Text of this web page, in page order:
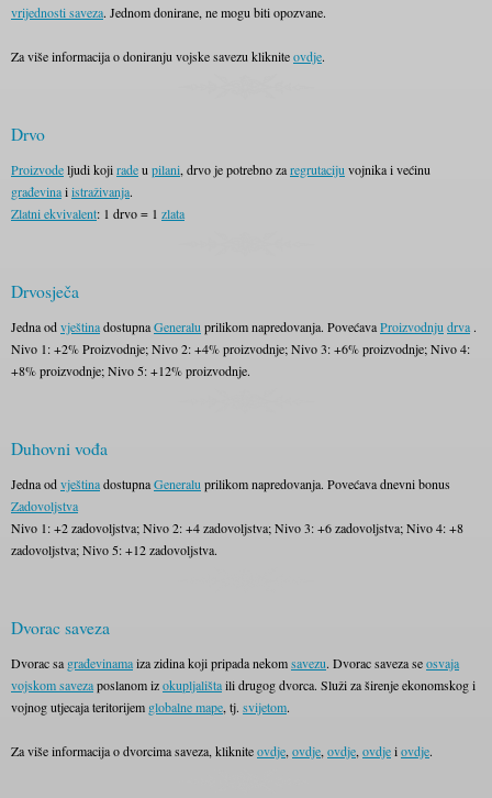
vrijednosti saveza. Jednom donirane, ne mogu biti opozvane.
Za više informacija o doniranju vojske savezu klikniteovdje.
Drvo
Proizvodeljudi kojiradeu pilani, drvo je potrebno zaregrutaciju vojnika i većinu
građevinaiistraživanja.
Zlatni ekvivalent: 1 drvo = 1 zlata
Drvosječa
Jedna odvještinadostupnaGeneralu prilikom napredovanja. PovećavaProizvodnju drva .
Nivo 1: +2% Proizvodnje; Nivo 2: +4% proizvodnje; Nivo 3: +6% proizvodnje; Nivo 4:
+8% proizvodnje; Nivo 5: +12% proizvodnje.
Duhovni vođa
Jedna odvještinadostupnaGeneralu prilikom napredovanja. Povećava dnevni bonus
Zadovoljstva
Nivo 1: +2 zadovoljstva; Nivo 2: +4 zadovoljstva; Nivo 3: +6 zadovoljstva; Nivo 4: +8
zadovoljstva; Nivo 5: +12 zadovoljstva.
Dvorac saveza
Dvorac sa građevinamaiza zidina koji pripada nekomsavezu. Dvorac saveza seosvaja
vojskom savezaposlanom izokupljalištaili drugog dvorca. Služi za širenje ekonomskog i
vojnog utjecaja teritorijem globalne mape, tj. svijetom.
Za više informacija o dvorcima saveza, klikniteovdje, ovdje, ovdje, ovdjeiovdje.